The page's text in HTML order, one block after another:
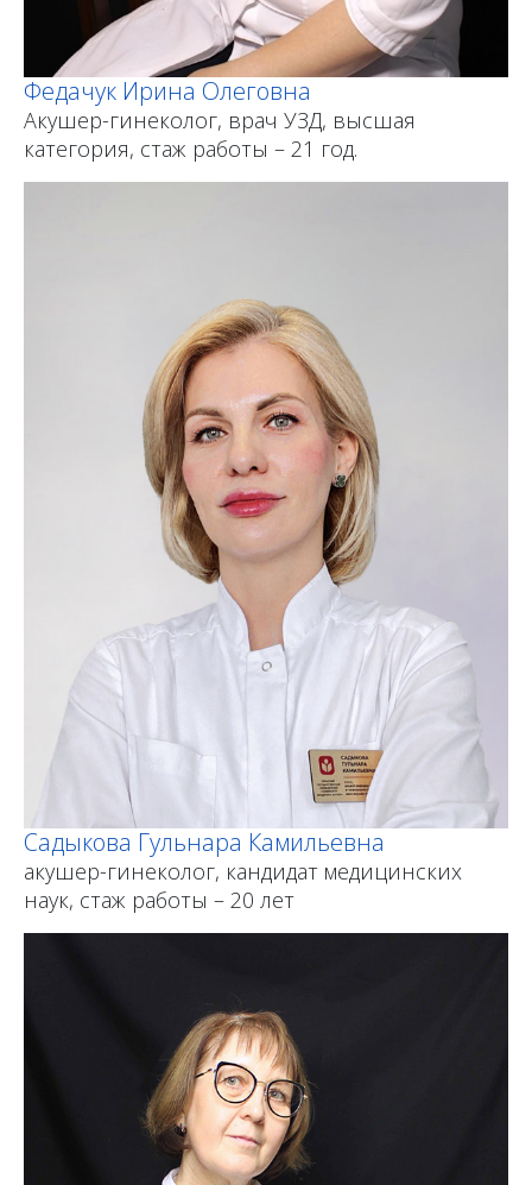
Федачук Ирина Олеговна
Акушер-гинеколог, врач УЗД, высшая
категория, стаж работы – 21 год.
Садыкова Гульнара Камильевна
акушер-гинеколог, кандидат медицинских
наук, стаж работы – 20 лет